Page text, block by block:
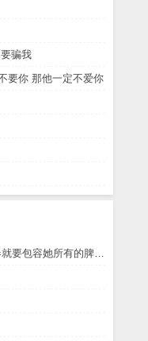
骗我
要你 那他一定不爱你